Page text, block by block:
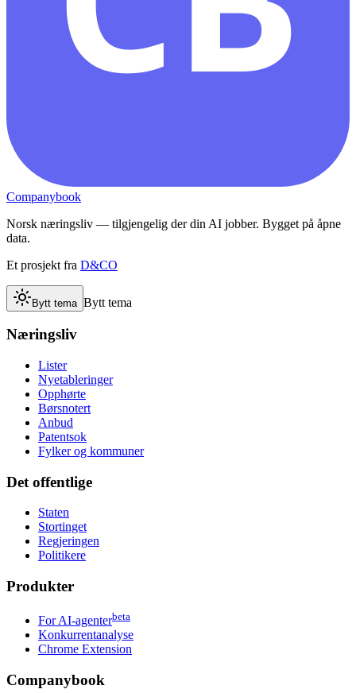
Companybook
Norsk næringsliv — tilgjengelig der din AI jobber. Bygget på åpne
data.
Et prosjekt fra D&CO
Bytt tema Bytt tema
Næringsliv
Lister
Nyetableringer
Opphørte
Børsnotert
Anbud
Patentsok
Fylker og kommuner
Det offentlige
Staten
Stortinget
Regjeringen
Politikere
Produkter
For AI-agenterbeta
Konkurrentanalyse
Chrome Extension
Companybook